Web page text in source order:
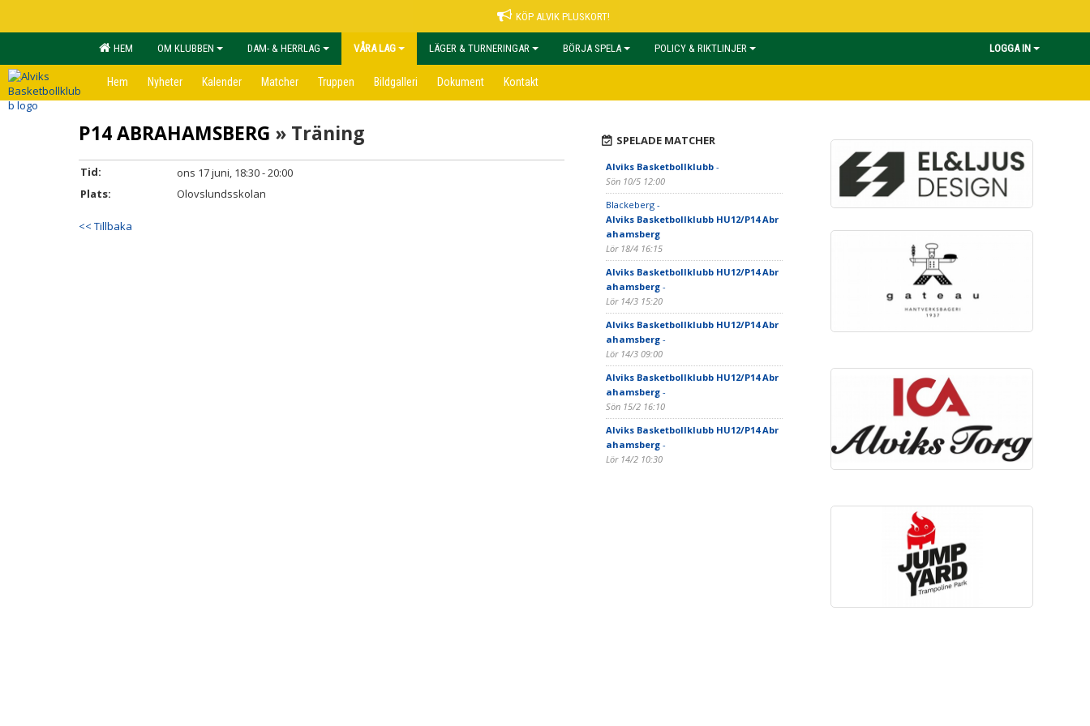
KÖP ALVIK PLUSKORT!
HEM OM KLUBBEN DAM- & HERRLAG VÅRA LAG LÄGER & TURNERINGAR BÖRJA SPELA POLICY & RIKTLINJER LOGGA IN
Hem Nyheter Kalender Matcher Truppen Bildgalleri Dokument Kontakt
P14 ABRAHAMSBERG » Träning
Tid:
ons 17 juni, 18:30 - 20:00
Plats:
Olovslundsskolan
<< Tillbaka
SPELADE MATCHER
Alviks Basketbollklubb-
Sön 10/5 12:00
Blackeberg -
Alviks Basketbollklubb HU12/P14 Abr
ahamsberg
Lör 18/4 16:15
Alviks Basketbollklubb HU12/P14 Abr
ahamsberg-
Lör 14/3 15:20
Alviks Basketbollklubb HU12/P14 Abr
ahamsberg-
Lör 14/3 09:00
Alviks Basketbollklubb HU12/P14 Abr
ahamsberg-
Sön 15/2 16:10
Alviks Basketbollklubb HU12/P14 Abr
ahamsberg-
Lör 14/2 10:30